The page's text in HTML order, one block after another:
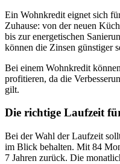
Ein Wohnkredit eignet sich
Zuhause: von der neuen
bis zur energetischen
können die Zinsen günstiger
Bei einem Wohnkredit
profitieren, da die
gilt.
Die richtige Laufzeit
Bei der Wahl der Laufzeit
im Blick behalten. Mit 84
7 Jahren zurück. Die